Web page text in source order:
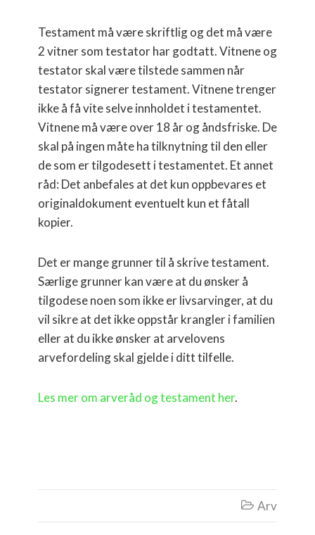
Testament må være skriftlig og det må være
2 vitner som testator har godtatt. Vitnene og
testator skal være tilstede sammen når
testator signerer testament. Vitnene trenger
ikke å få vite selve innholdet i testamentet.
Vitnene må være over 18 år og åndsfriske. De
skal på ingen måte ha tilknytning til den eller
de som er tilgodesett i testamentet. Et annet
råd: Det anbefales at det kun oppbevares et
originaldokument eventuelt kun et fåtall
kopier.
Det er mange grunner til å skrive testament.
Særlige grunner kan være at du ønsker å
tilgodese noen som ikke er livsarvinger, at du
vil sikre at det ikke oppstår krangler i familien
eller at du ikke ønsker at arvelovens
arvefordeling skal gjelde i ditt tilfelle.
Les mer om arveråd og testament her.
 Arv